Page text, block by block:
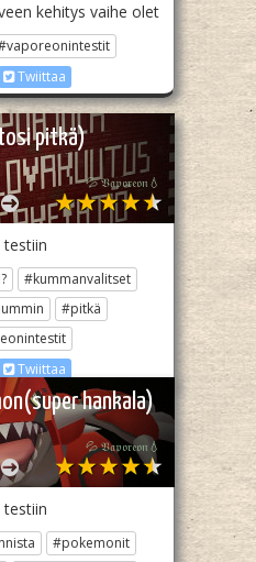
kehitys vaihe olet
Twiittaa
pitkä)
💦 𝔙𝔞𝔭𝔬𝔯𝔢𝔬𝔫💧
testiin
#kummanvalitset
#pitkä
Twiittaa
hankala)
💦 𝔙𝔞𝔭𝔬𝔯𝔢𝔬𝔫💧
testiin
#pokemonit